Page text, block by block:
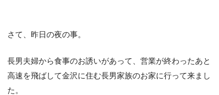
さて、昨日の夜の事。
長男夫婦から食事のお誘いがあって、営業が終わったあと
高速を飛ばして金沢に住む長男家族のお家に行って来まし
た。